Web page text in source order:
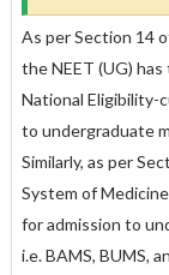
As per Section 14
the NEET (UG)
National Eligibility-
to undergraduate
Similarly, as per
System of
for admission to
i.e. BAMS, BUMS,